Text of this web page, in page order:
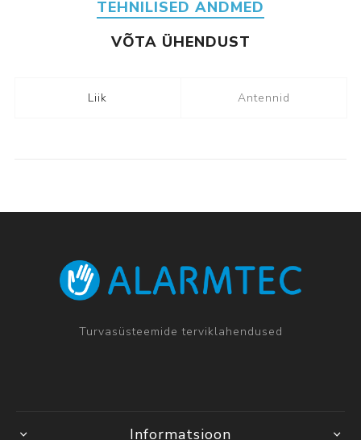
TEHNILISED ANDMED
VÕTA ÜHENDUST
Liik Antennid
Turvasüsteemide terviklahendused
Informatsioon